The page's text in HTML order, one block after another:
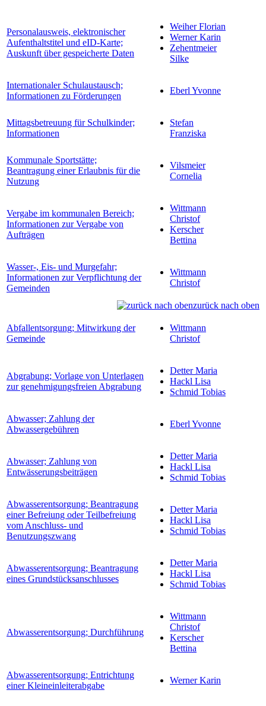
Personalausweis, elektronischer
Aufenthaltstitel und eID-Karte;
Auskunft über gespeicherte Daten
Weiher Florian
Werner Karin
Zehentmeier
Silke
Internationaler Schulaustausch;
Informationen zu Förderungen
Eberl Yvonne
Mittagsbetreuung für Schulkinder;
Informationen
Stefan
Franziska
Kommunale Sportstätte;
Beantragung einer Erlaubnis für die
Nutzung
Vilsmeier
Cornelia
Vergabe im kommunalen Bereich;
Informationen zur Vergabe von
Aufträgen
Wittmann
Christof
Kerscher
Bettina
Wasser-, Eis- und Murgefahr;
Informationen zur Verpflichtung der
Gemeinden
Wittmann
Christof
zurück nach oben
Abfallentsorgung; Mitwirkung der
Gemeinde
Wittmann
Christof
Abgrabung; Vorlage von Unterlagen
zur genehmigungsfreien Abgrabung
Detter Maria
Hackl Lisa
Schmid Tobias
Abwasser; Zahlung der
Abwassergebühren
Eberl Yvonne
Abwasser; Zahlung von
Entwässerungsbeiträgen
Detter Maria
Hackl Lisa
Schmid Tobias
Abwasserentsorgung; Beantragung
einer Befreiung oder Teilbefreiung
vom Anschluss- und
Benutzungszwang
Detter Maria
Hackl Lisa
Schmid Tobias
Abwasserentsorgung; Beantragung
eines Grundstücksanschlusses
Detter Maria
Hackl Lisa
Schmid Tobias
Abwasserentsorgung; Durchführung
Wittmann
Christof
Kerscher
Bettina
Abwasserentsorgung; Entrichtung
einer Kleineinleiterabgabe
Werner Karin